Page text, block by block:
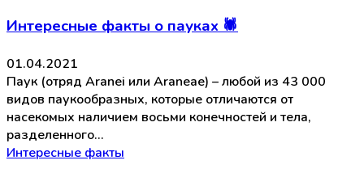
Интересные факты о пауках 🕷️
01.04.2021
Паук (отряд Aranei или Araneae) – любой из 43 000
видов паукообразных, которые отличаются от
насекомых наличием восьми конечностей и тела,
разделенного…
Интересные факты